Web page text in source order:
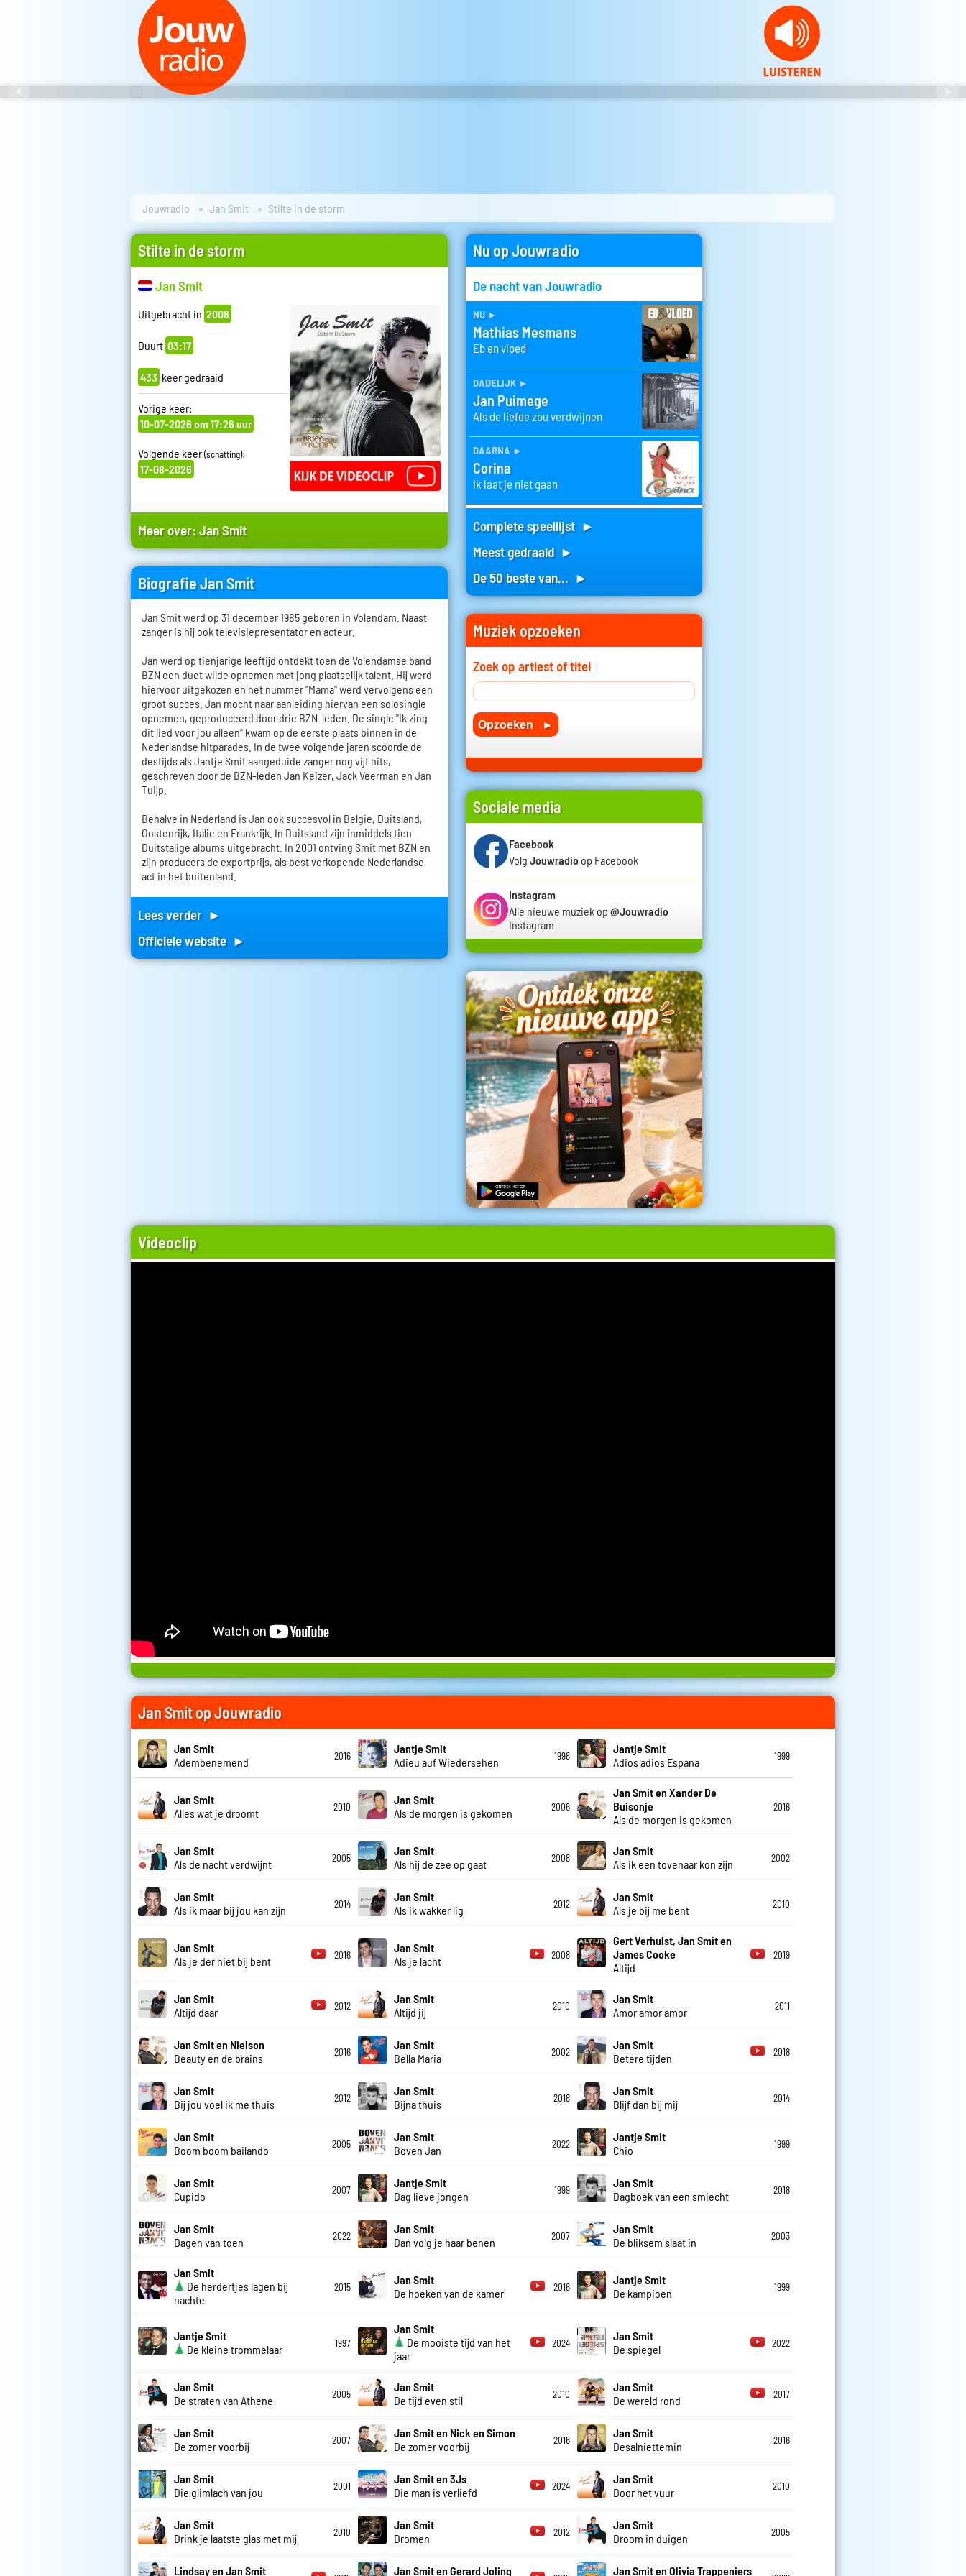
Jouwradio Jan Smit Stilte in de storm
Stilte in de storm
Jan Smit
Uitgebracht in 2008
Duurt 03:17
433 keer gedraaid
Vorige keer:
10-07-2026 om 17:26 uur
Volgende keer(schatting):
17-08-2026
Meer over:Jan Smit
Biografie Jan Smit
Jan Smit werd op 31 december 1985 geboren in Volendam. Naast
zanger is hij ook televisiepresentator en acteur.
Jan werd op tienjarige leeftijd ontdekt toen de Volendamse band
BZN een duet wilde opnemen met jong plaatselijk talent. Hij werd
hiervoor uitgekozen en het nummer "Mama" werd vervolgens een
groot succes. Jan mocht naar aanleiding hiervan een solosingle
opnemen, geproduceerd door drie BZN-leden. De single "Ik zing
dit lied voor jou alleen" kwam op de eerste plaats binnen in de
Nederlandse hitparades. In de twee volgende jaren scoorde de
destijds als Jantje Smit aangeduide zanger nog vijf hits,
geschreven door de BZN-leden Jan Keizer, Jack Veerman en Jan
Tuijp.
Behalve in Nederland is Jan ook succesvol in Belgie, Duitsland,
Oostenrijk, Italie en Frankrijk. In Duitsland zijn inmiddels tien
Duitstalige albums uitgebracht. In 2001 ontving Smit met BZN en
zijn producers de exportprijs, als best verkopende Nederlandse
act in het buitenland.
Lees verder ►
Officiele website ►
Nu op Jouwradio
De nacht van Jouwradio
nu ►
Mathias Mesmans
Eb en vloed
dadelijk ►
Jan Puimege
Als de liefde zou verdwijnen
daarna ►
Corina
Ik laat je niet gaan
Complete speellijst ►
Meest gedraaid ►
De 50 beste van... ►
Muziek opzoeken
Zoek op artiest of titel
Sociale media
Facebook
Volg Jouwradio op Facebook
Instagram
Alle nieuwe muziek op @Jouwradio
Instagram
Videoclip
Jan Smit op Jouwradio
Jan Smit
Adembenemend
2016
Jantje Smit
Adieu auf Wiedersehen
1998
Jantje Smit
Adios adios Espana
1999
Jan Smit
Alles wat je droomt
2010
Jan Smit
Als de morgen is gekomen
2006
Jan Smit en Xander De
Buisonje
Als de morgen is gekomen
2016
Jan Smit
Als de nacht verdwijnt
2005
Jan Smit
Als hij de zee op gaat
2008
Jan Smit
Als ik een tovenaar kon zijn
2002
Jan Smit
Als ik maar bij jou kan zijn
2014
Jan Smit
Als ik wakker lig
2012
Jan Smit
Als je bij me bent
2010
Jan Smit
Als je der niet bij bent
2016
Jan Smit
Als je lacht
2008
Gert Verhulst, Jan Smit en
James Cooke
Altijd
2019
Jan Smit
Altijd daar
2012
Jan Smit
Altijd jij
2010
Jan Smit
Amor amor amor
2011
Jan Smit en Nielson
Beauty en de brains
2016
Jan Smit
Bella Maria
2002
Jan Smit
Betere tijden
2018
Jan Smit
Bij jou voel ik me thuis
2012
Jan Smit
Bijna thuis
2018
Jan Smit
Blijf dan bij mij
2014
Jan Smit
Boom boom bailando
2005
Jan Smit
Boven Jan
2022
Jantje Smit
Chio
1999
Jan Smit
Cupido
2007
Jantje Smit
Dag lieve jongen
1999
Jan Smit
Dagboek van een smiecht
2018
Jan Smit
Dagen van toen
2022
Jan Smit
Dan volg je haar benen
2007
Jan Smit
De bliksem slaat in
2003
Jan Smit
De herdertjes lagen bij
nachte
2015
Jan Smit
De hoeken van de kamer
2016
Jantje Smit
De kampioen
1999
Jantje Smit
De kleine trommelaar
1997
Jan Smit
De mooiste tijd van het
jaar
2024
Jan Smit
De spiegel
2022
Jan Smit
De straten van Athene
2005
Jan Smit
De tijd even stil
2010
Jan Smit
De wereld rond
2017
Jan Smit
De zomer voorbij
2007
Jan Smit en Nick en Simon
De zomer voorbij
2016
Jan Smit
Desalniettemin
2016
Jan Smit
Die glimlach van jou
2001
Jan Smit en 3Js
Die man is verliefd
2024
Jan Smit
Door het vuur
2010
Jan Smit
Drink je laatste glas met mij
2010
Jan Smit
Dromen
2012
Jan Smit
Droom in duigen
2005
Lindsay en Jan Smit Jan Smit en Gerard Joling Jan Smit en Olivia Trappeniers